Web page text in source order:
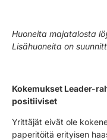
Huoneita majatalosta
Lisähuoneita on
Kokemukset Leader-
positiiviset
Yrittäjät eivät ole
paperitöitä erityisen